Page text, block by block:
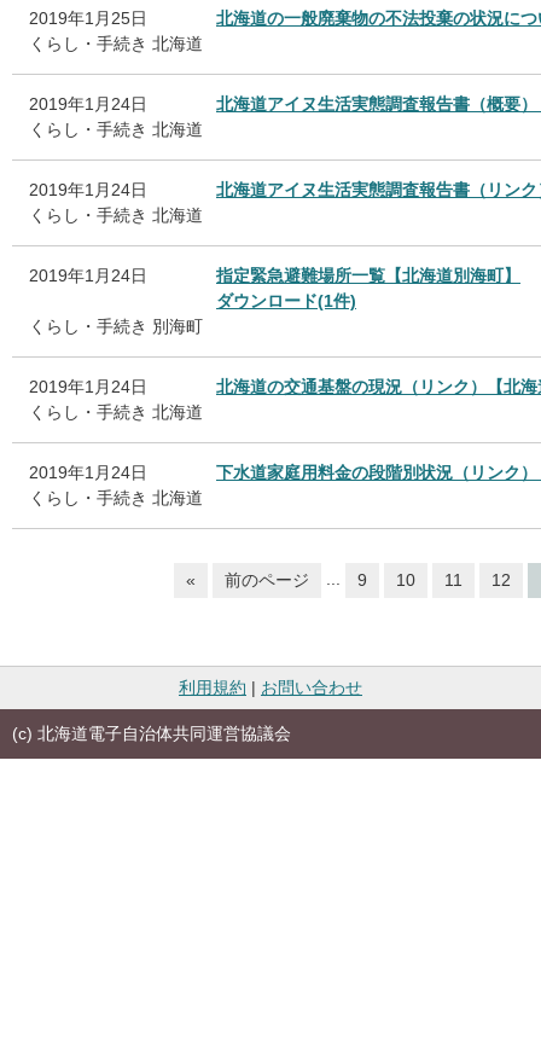
2019年1月25日
北海道の一般廃棄物の不法投棄の状況に
くらし・手続き 北海道
2019年1月24日
北海道アイヌ生活実態調査報告書（概要
くらし・手続き 北海道
2019年1月24日
北海道アイヌ生活実態調査報告書（リン
くらし・手続き 北海道
2019年1月24日
指定緊急避難場所一覧【北海道別海町】
ダウンロード(1件)
くらし・手続き 別海町
2019年1月24日
北海道の交通基盤の現況（リンク）【北海
くらし・手続き 北海道
2019年1月24日
下水道家庭用料金の段階別状況（リンク
くらし・手続き 北海道
« 前のページ ... 9 10 11 12
利用規約 | お問い合わせ
(c) 北海道電子自治体共同運営協議会